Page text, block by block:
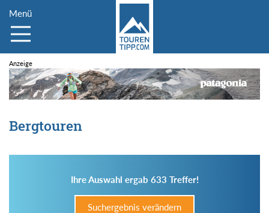
Menü
Bergtouren
Ihre Auswahl ergab 633 Treffer!
Suchergebnis verändern